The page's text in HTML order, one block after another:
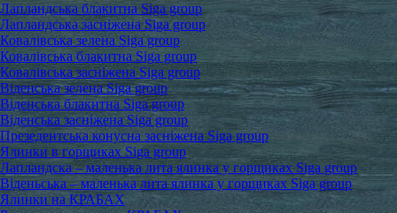
Лапландська блакитна Siga group
Лапландська засніжена Siga group
Ковалівська зелена Siga group
Ковалівська блакитна Siga group
Ковалівська засніжена Siga group
Віденська зелена Siga group
Віденська блакитна Siga group
Віденська засніжена Siga group
Презедентська конусна засніжена Siga group
Ялинки в горщиках Siga group
Лапландска – маленька лита ялинка у горщиках Siga group
Віденьська – маленька лита ялинка у горщиках Siga group
Ялинки на КРАБАХ